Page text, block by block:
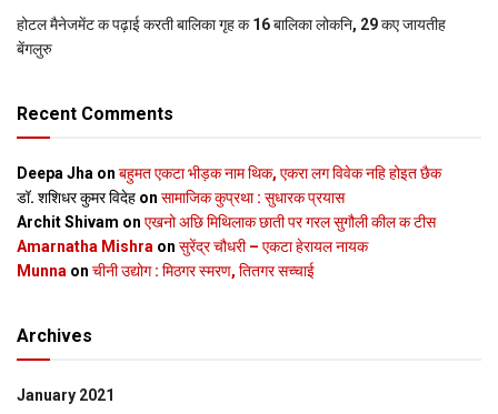
होटल मैनेजमेंट क पढ़ाई करती बालिका गृह क 16 बालिका लोकनि, 29 कए जायतीह
बेंगलुरु
Recent Comments
Deepa Jha on बहुमत एकटा भीड़क नाम थिक, एकरा लग विवेक नहि होइत छैक
डॉ. शशिधर कुमर विदेह on सामाजिक कुप्रथा : सुधारक प्रयास
Archit Shivam on एखनो अछि मिथिलाक छाती पर गरल सुगौली कील क टीस
Amarnatha Mishra on सुरेंद्र चौधरी – एकटा हेरायल नायक
Munna on चीनी उद्योग : मिठगर स्‍मरण, तितगर सच्‍चाई
Archives
January 2021